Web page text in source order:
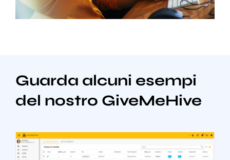
Guarda alcuni esempi
del nostro GiveMeHive